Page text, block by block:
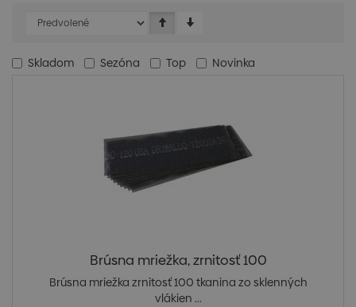
Skladom Sezóna Top Novinka
Brúsna mriežka, zrnitosť 100
Brúsna mriežka zrnitosť 100 tkanina zo sklenných
vlákien ...